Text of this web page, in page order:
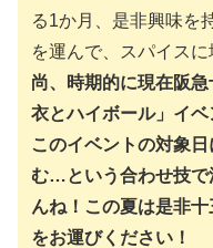
る1か月、是非興味を
を運んで、スパイスに
尚、時期的に現在阪
衣とハイボール」イベ
このイベントの対象
む…という合わせ技で
んね！この夏は是非
をお運びください！